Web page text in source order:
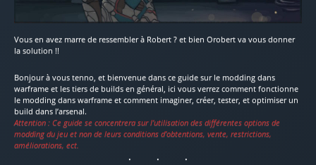
Vous en avez marre de ressembler à Robert ? et bien Orobert va vous donner
la solution !!
Bonjour à vous tenno, et bienvenue dans ce guide sur le modding dans
warframe et les tiers de builds en général, ici vous verrez comment fonctionne
le modding dans warframe et comment imaginer, créer, tester, et optimiser un
build dans l’arsenal.
Attention : Ce guide se concentrera sur l’utilisation des différentes options de
modding du jeu et non de leurs conditions d’obtentions, vente, restrictions,
améliorations, ect.